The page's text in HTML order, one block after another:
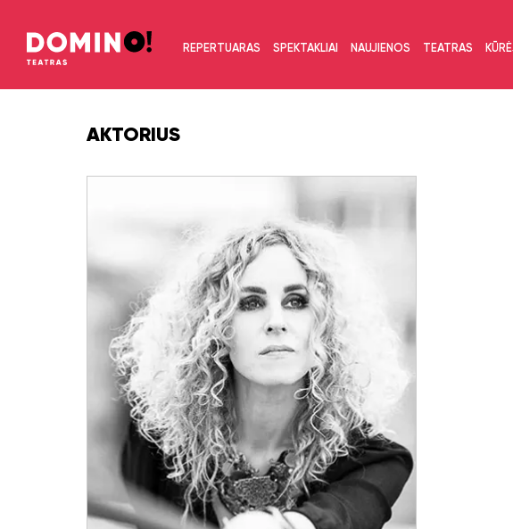
REPERTUARAS SPEKTAKLIAI NAUJIENOS TEATRAS
AKTORIUS